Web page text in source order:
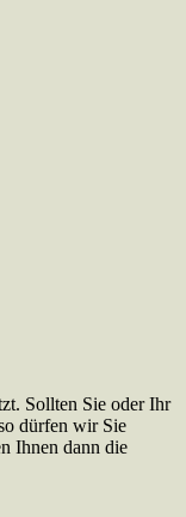
Sollten Sie oder Ihr
dürfen wir Sie
Ihnen dann die